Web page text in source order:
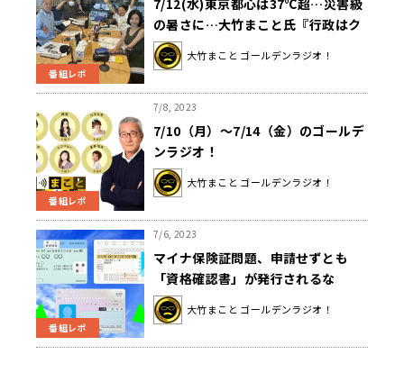
番組レポ
7/12(水)東京都心は37℃超…災害級
の暑さに…大竹まこと氏『行政はク
ーラー代を出してよ！！』
大竹まこと ゴールデンラジオ！
番組レポ
7/8, 2023
7/10（月）～7/14（金）のゴールデ
ンラジオ！
大竹まこと ゴールデンラジオ！
番組レポ
7/6, 2023
マイナ保険証問題、申請せずとも
「資格確認書」が発行されるな
ら……大竹まこと「国民皆保険は本
当にいい制度なのに」
大竹まこと ゴールデンラジオ！